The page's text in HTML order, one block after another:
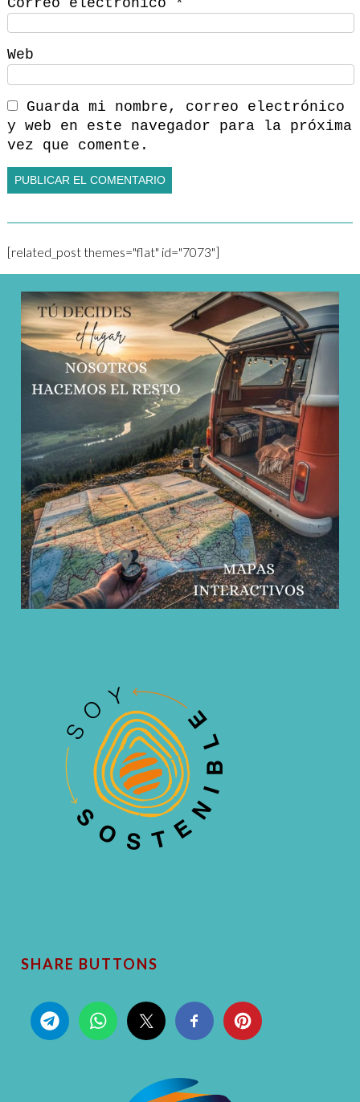
Web
Guarda mi nombre, correo electrónico
y web en este navegador para la próxima
vez que comente.
[related_post themes="flat" id="7073"]
SHARE BUTTONS